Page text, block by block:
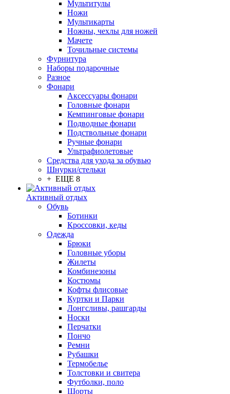
Мультитулы
Ножи
Мультикарты
Ножны, чехлы для ножей
Мачете
Точильные системы
Фурнитура
Наборы подарочные
Разное
Фонари
Аксессуары фонари
Головные фонари
Кемпинговые фонари
Подводные фонари
Подствольные фонари
Ручные фонари
Ультрафиолетовые
Средства для ухода за обувью
Шнурки/стельки
+ ЕЩЕ 8
Активный отдых
Обувь
Ботинки
Кроссовки, кеды
Одежда
Брюки
Головные уборы
Жилеты
Комбинезоны
Костюмы
Кофты флисовые
Куртки и Парки
Лонгсливы, рашгарды
Носки
Перчатки
Пончо
Ремни
Рубашки
Термобелье
Толстовки и свитера
Футболки, поло
Шорты